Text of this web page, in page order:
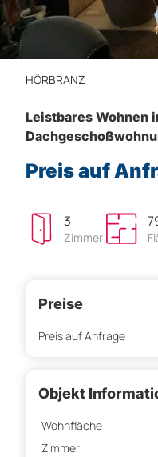
HÖRBRANZ
Leistbares Wohnen
Preis auf
3
Zimmer
Preise
Preis auf Anfrage
Objekt
Wohnfläche
Zimmer